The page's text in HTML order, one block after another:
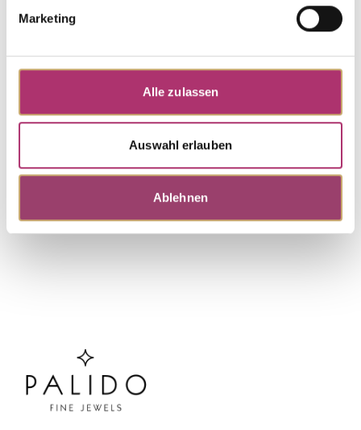
Marketing
Alle zulassen
Auswahl erlauben
Ablehnen
First Love · Ring · 14k rose gold · Brilliant 0.04ct
Discover more pieces.